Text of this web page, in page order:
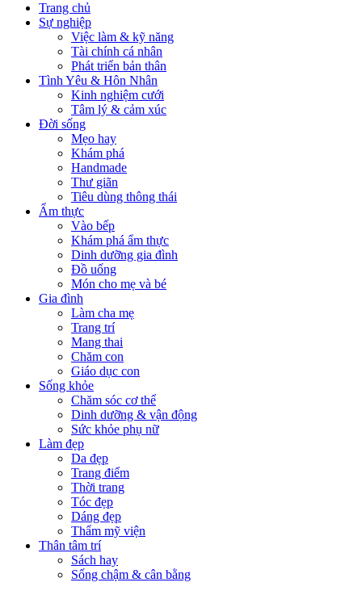
Trang chủ
Sự nghiệp
Việc làm & kỹ năng
Tài chính cá nhân
Phát triển bản thân
Tình Yêu & Hôn Nhân
Kinh nghiệm cưới
Tâm lý & cảm xúc
Đời sống
Mẹo hay
Khám phá
Handmade
Thư giãn
Tiêu dùng thông thái
Ẩm thực
Vào bếp
Khám phá ẩm thực
Dinh dưỡng gia đình
Đồ uống
Món cho mẹ và bé
Gia đình
Làm cha mẹ
Trang trí
Mang thai
Chăm con
Giáo dục con
Sống khỏe
Chăm sóc cơ thể
Dinh dưỡng & vận động
Sức khỏe phụ nữ
Làm đẹp
Da đẹp
Trang điểm
Thời trang
Tóc đẹp
Dáng đẹp
Thẩm mỹ viện
Thân tâm trí
Sách hay
Sống chậm & cân bằng